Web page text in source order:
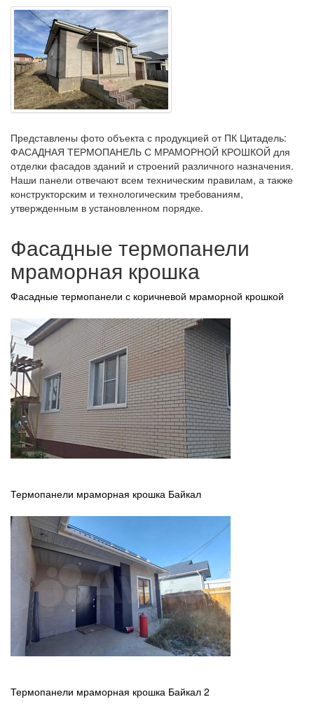
Представлены фото объекта с продукцией от ПК Цитадель:
ФАСАДНАЯ ТЕРМОПАНЕЛЬ С МРАМОРНОЙ КРОШКОЙ для
отделки фасадов зданий и строений различного назначения.
Наши панели отвечают всем техническим правилам, а также
конструкторским и технологическим требованиям,
утвержденным в установленном порядке.
Фасадные термопанели
мраморная крошка
Фасадные термопанели с коричневой мраморной крошкой
Термопанели мраморная крошка Байкал
Термопанели мраморная крошка Байкал 2